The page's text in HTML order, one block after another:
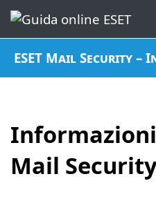
ESET Mail Security –
Informazioni
Mail